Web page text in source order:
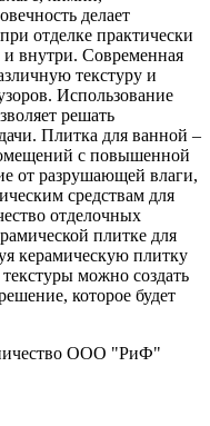
делает
отделке практически
внутри. Современная
текстуру и
Использование
решать
Плитка для ванной –
с повышенной
от разрушающей влаги,
средствам для
отделочных
плитке для
керамическую плитку
можно создать
которое будет
ООО "РиФ"